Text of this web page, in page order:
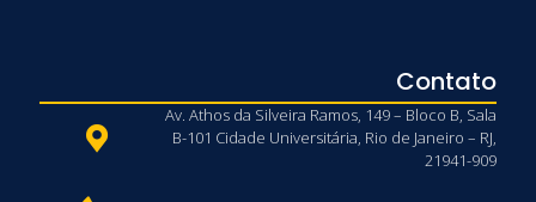
Contato
Av. Athos da Silveira Ramos, 149 – Bloco B, Sala
B-101 Cidade Universitária, Rio de Janeiro – RJ,
21941-909